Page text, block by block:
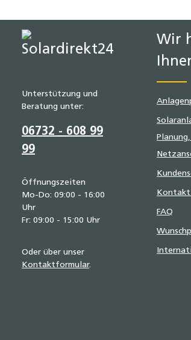
Unterstützung und
Beratung unter:
06732 - 608 99
99
Öffnungszeiten
Mo-Do: 09:00 - 16:00
Uhr
Fr: 09:00 - 15:00 Uhr
Oder über unser
Kontaktformular.
Wir
FAQ